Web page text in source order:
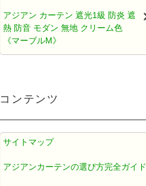
ひだ無しフラットカーテン
アジアン カーテン 遮光1級 防炎 遮
熱 防音 モダン 無地 クリーム色
《マーブルM》
M》
アジアン カーテン 遮光1級 防炎 遮
ードM》
コンテンツ
サイトマップ
アジアンカーテンの選び方完全ガイド